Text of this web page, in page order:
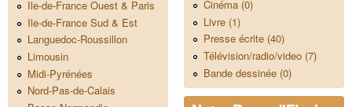
Ile-de-France Ouest & Paris
Ile-de-France Sud & Est
Languedoc-Roussillon
Limousin
Midi-Pyrénées
Nord-Pas-de-Calais
Cinéma (0)
Livre (1)
Presse écrite (40)
Télévision/radio/video (7)
Bande dessinée (0)